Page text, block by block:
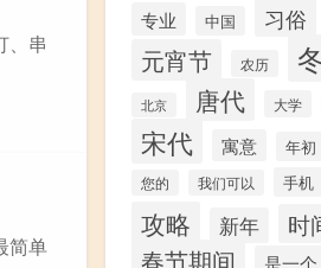
、串
简单
专业 中国 习俗
元宵节 农历
北京 唐代 大学
宋代 寓意 年初
您的 我们可以 手机
攻略 新年 时
春节期间 是一个